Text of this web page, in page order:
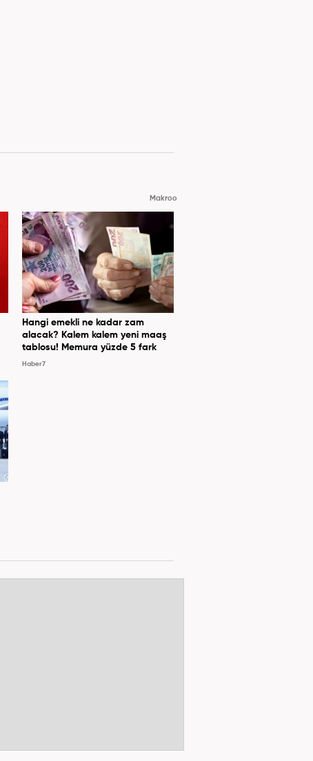
Makroo
Hangi emekli ne kadar zam
alacak? Kalem kalem yeni maaş
tablosu! Memura yüzde 5 fark
Haber7